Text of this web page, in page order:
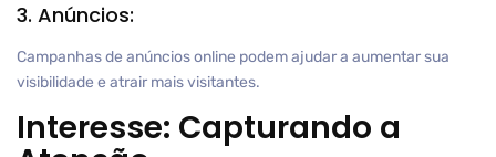
3. Anúncios:
Campanhas de anúncios online podem ajudar a aumentar sua
visibilidade e atrair mais visitantes.
Interesse: Capturando a